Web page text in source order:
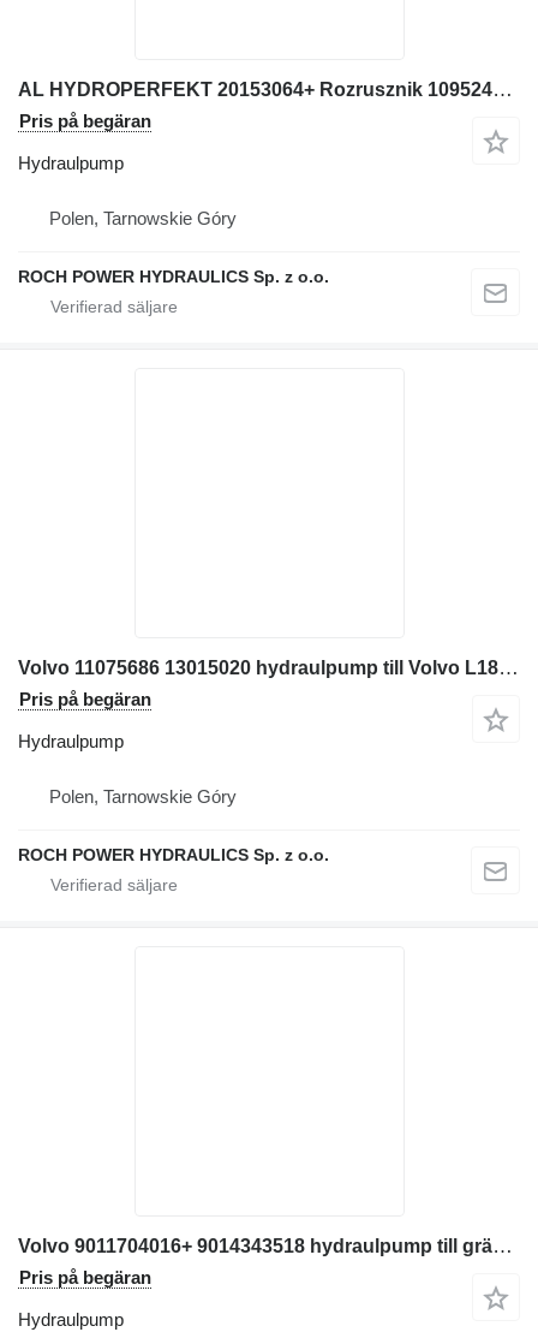
AL HYDROPERFEKT 20153064+ Rozrusznik 109524J hydraulpump till Volvo L180 hjullastare
Pris på begäran
Hydraulpump
Polen, Tarnowskie Góry
ROCH POWER HYDRAULICS Sp. z o.o.
Volvo 11075686 13015020 hydraulpump till Volvo L180 grävmaskin
Pris på begäran
Hydraulpump
Polen, Tarnowskie Góry
ROCH POWER HYDRAULICS Sp. z o.o.
Volvo 9011704016+ 9014343518 hydraulpump till grävmaskin
Pris på begäran
Hydraulpump